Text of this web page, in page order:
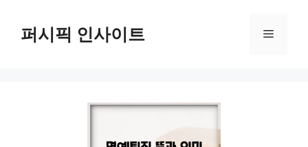
퍼시픽 인사이트 메